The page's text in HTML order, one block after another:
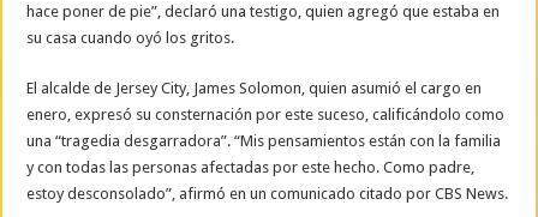
hace poner de pie”, declaró una testigo, quien agregó que estaba en
su casa cuando oyó los gritos.
El alcalde de Jersey City, James Solomon, quien asumió el cargo en
enero, expresó su consternación por este suceso, calificándolo como
una “tragedia desgarradora”. “Mis pensamientos están con la familia
y con todas las personas afectadas por este hecho. Como padre,
estoy desconsolado”, afirmó en un comunicado citado por CBS News.